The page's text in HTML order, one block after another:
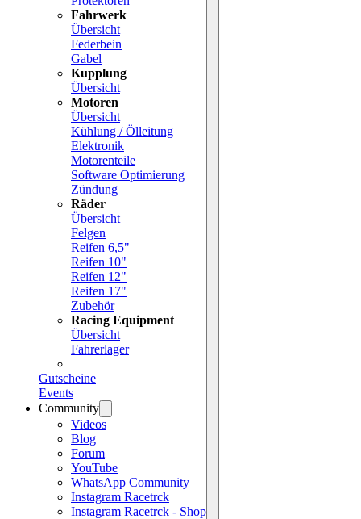
Fahrwerk
Übersicht
Federbein
Gabel
Kupplung
Übersicht
Motoren
Übersicht
Kühlung / Ölleitung
Elektronik
Motorenteile
Software Optimierung
Zündung
Räder
Übersicht
Felgen
Reifen 6,5"
Reifen 10"
Reifen 12"
Reifen 17"
Zubehör
Racing Equipment
Übersicht
Fahrerlager
Gutscheine
Events
Community
Videos
Blog
Forum
YouTube
WhatsApp Community
Instagram Racetrck
Instagram Racetrck - Shop